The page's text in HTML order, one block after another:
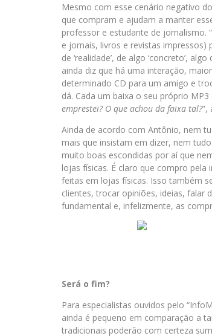
Mesmo com esse cenário negativo
que compram e ajudam a manter
professor e estudante de jornalismo.
e jornais, livros e revistas
de ‘realidade’, de algo ‘concreto’,
ainda diz que há uma interação,
determinado CD para um amigo e
dá. Cada um baixa o seu próprio
emprestei? O que achou da faixa tal?”,
Ainda de acordo com Antônio, nem
mais que insistam em dizer, nem
muito boas escondidas por aí que
lojas físicas. É claro que compro
feitas em lojas físicas. Isso também
clientes, trocar opiniões, ideias, falar
fundamental e, infelizmente, as
Será o fim?
Para especialistas ouvidos pelo
ainda é pequeno em comparação a
tradicionais poderão com certeza